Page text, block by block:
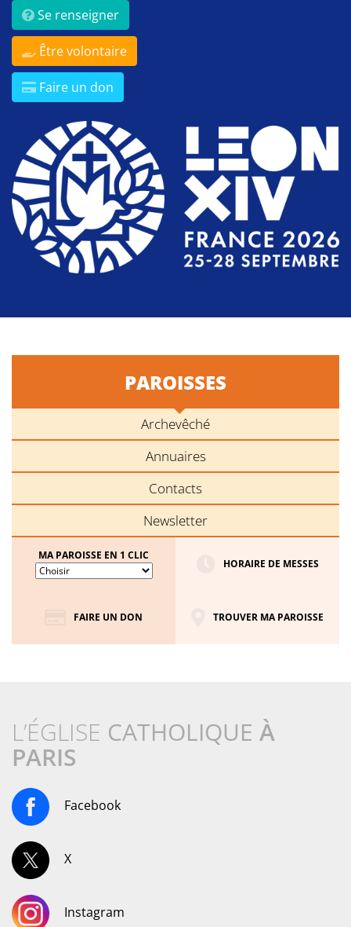
Se renseigner
Être volontaire
Faire un don
PAROISSES
Archevêché
Annuaires
Contacts
Newsletter
MA PAROISSE EN 1 CLIC
HORAIRE DE MESSES
FAIRE UN DON TROUVER MA PAROISSE
L’ÉGLISE CATHOLIQUE À
PARIS
Facebook
X
Instagram